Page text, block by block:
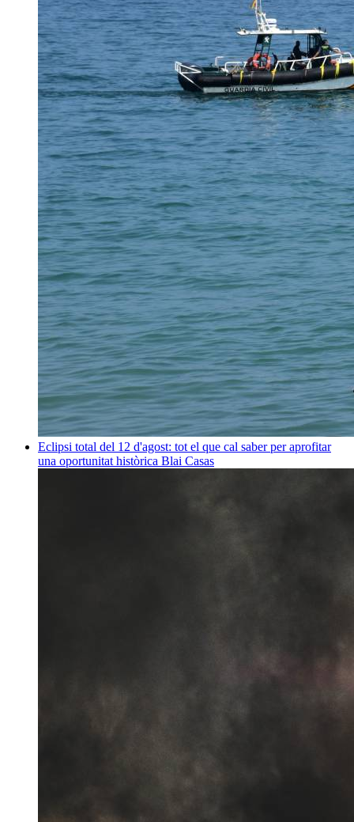
Eclipsi total del 12 d'agost: tot el que cal saber per aprofitar
una oportunitat històrica Blai Casas